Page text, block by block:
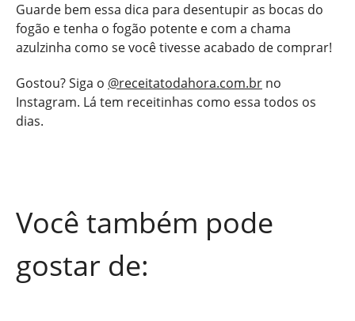
Guarde bem essa dica para desentupir as bocas do
fogão e tenha o fogão potente e com a chama
azulzinha como se você tivesse acabado de comprar!
Gostou? Siga o @receitatodahora.com.br no
Instagram. Lá tem receitinhas como essa todos os
dias.
Você também pode
gostar de: